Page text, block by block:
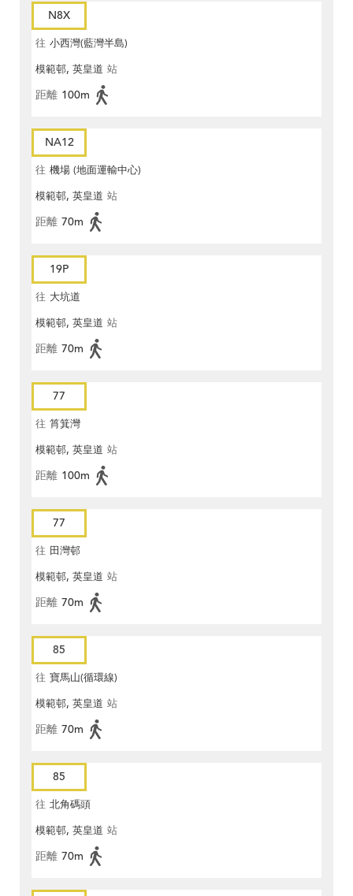
N8X
往 小西灣(藍灣半島)
模範邨, 英皇道 站
距離 100m
NA12
往 機場 (地面運輸中心)
模範邨, 英皇道 站
距離 70m
19P
往 大坑道
模範邨, 英皇道 站
距離 70m
77
往 筲箕灣
模範邨, 英皇道 站
距離 100m
77
往 田灣邨
模範邨, 英皇道 站
距離 70m
85
往 寶馬山(循環線)
模範邨, 英皇道 站
距離 70m
85
往 北角碼頭
模範邨, 英皇道 站
距離 70m